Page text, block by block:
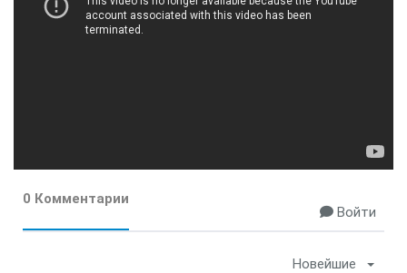
0 Комментарии
Войти
Новейшие